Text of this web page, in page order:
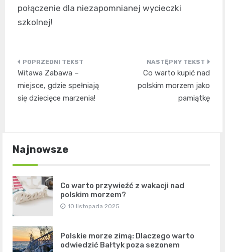
połączenie dla niezapomnianej wycieczki
szkolnej!
Nawigacja
wpisu
Witawa Zabawa –
miejsce, gdzie spełniają
się dziecięce marzenia!
Co warto kupić nad
polskim morzem jako
pamiątkę
Najnowsze
Co warto przywieźć z wakacji nad
polskim morzem?
10 listopada 2025
Polskie morze zimą: Dlaczego warto
odwiedzić Bałtyk poza sezonem